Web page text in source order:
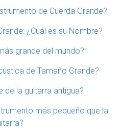
de Cuerda Grande?
¿Cuál es su Nombre?
grande del mundo?”
de Tamaño Grande?
de la guitarra antigua?
más pequeño que la